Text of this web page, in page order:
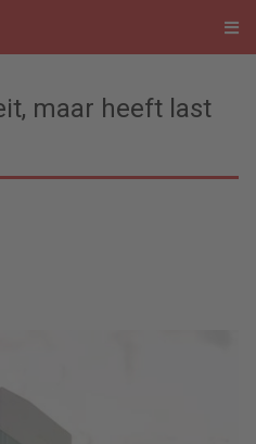
maar heeft last